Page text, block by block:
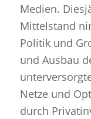
Medien.
Mittelstand
Politik und
und Ausbau
Netze und
durch